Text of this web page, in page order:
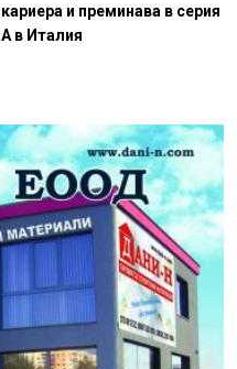
кариера и преминава в серия
А в Италия